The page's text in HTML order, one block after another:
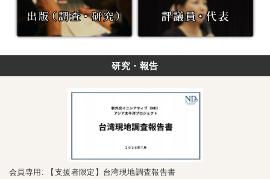
研究・報告
会員専用: 【支援者限定】台湾現地調査報告書